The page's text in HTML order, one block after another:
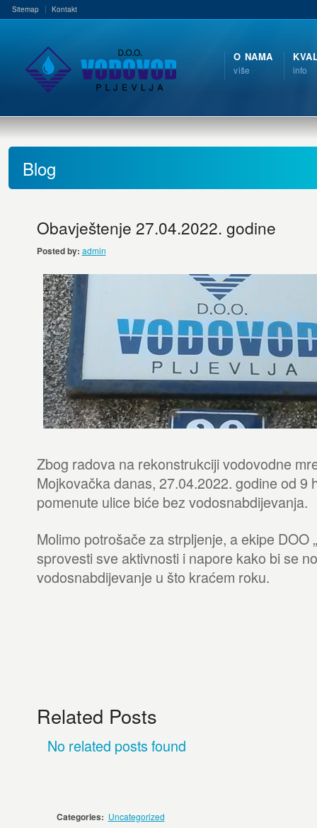
Sitemap Kontakt
O NAMA
više info
Blog
Obavještenje 27.04.2022. godine
Posted by: admin
Zbog radova na rekonstrukciji vodovodne
Mojkovačka danas, 27.04.2022. godine od 9
pomenute ulice biće bez vodosnabdijevanja.
Molimo potrošače za strpljenje, a ekipe DOO
sprovesti sve aktivnosti i napore kako bi se
vodosnabdijevanje u što kraćem roku.
Related Posts
No related posts found
Categories: Uncategorized